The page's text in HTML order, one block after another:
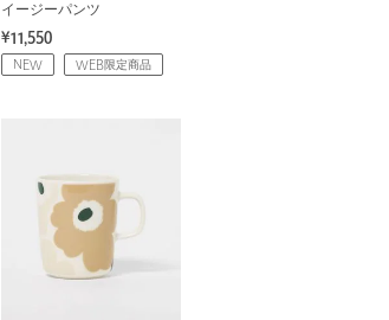
イージーパンツ
¥11,550
NEW WEB限定商品